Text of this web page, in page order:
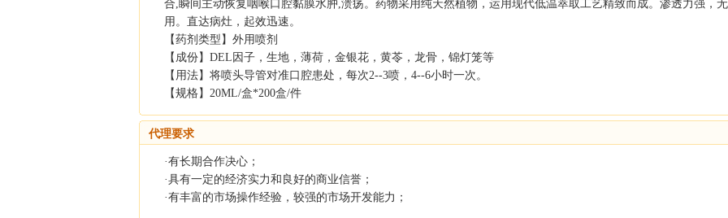
合,瞬间主动恢复咽喉口腔黏膜水肿,溃疡。药物采用纯天然植物，运用现代低温萃取工艺精致而成。渗透力强，
用。直达病灶，起效迅速。
【药剂类型】外用喷剂
【成份】DEL因子，生地，薄荷，金银花，黄苓，龙骨，锦灯笼等
【用法】将喷头导管对准口腔患处，每次2--3喷，4--6小时一次。
【规格】20ML/盒*200盒/件
代理要求
·有长期合作决心；
·具有一定的经济实力和良好的商业信誉；
·有丰富的市场操作经验，较强的市场开发能力；